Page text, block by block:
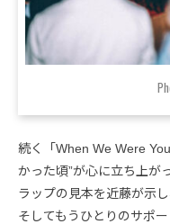
続く「When We Were
かった頃”が心に立ち上が
ラップの見本を近藤が示
そしてもうひとりのサポ